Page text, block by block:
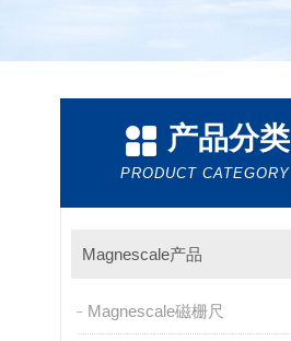
产品分类
PRODUCT CATEGORY
Magnescale产品
Magnescale磁栅尺